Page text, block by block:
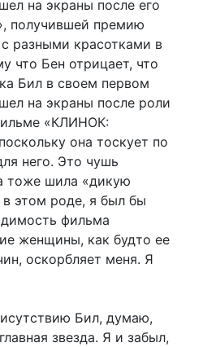
на экраны после его
получившей премию
разными красотками в
что Бен отрицает, что
Бил в своем первом
на экраны после роли
«КЛИНОК:
она тоскует по
него. Это чушь
тоже шила «дикую
этом роде, я был бы
фильма
женщины, как будто ее
оскорбляет меня. Я
Бил, думаю,
звезда. Я и забыл,